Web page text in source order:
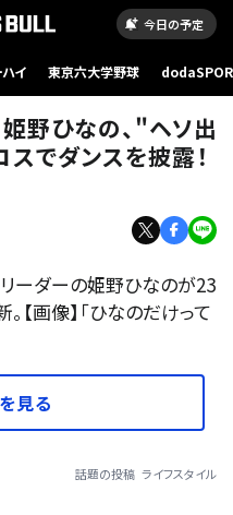
今日の予定
イ 東京六大学野球
野ひなの、"ヘソ出
でダンスを披露！
ーダーの姫野ひなのが23
【画像】「ひなのだけって
見る
話題の投稿 ライフスタイル